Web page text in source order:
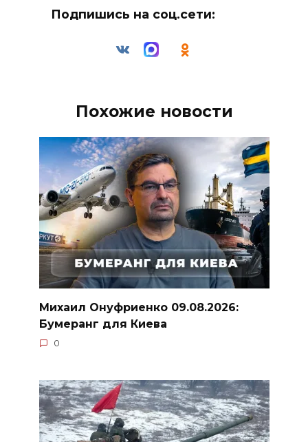
Подпишись на соц.сети:
Похожие новости
Михаил Онуфриенко 09.08.2026:
Бумеранг для Киева
0